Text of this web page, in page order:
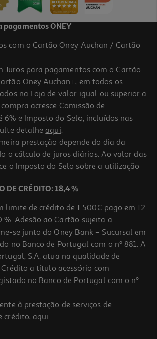
4.8 (72)
Hyperx Pulsefire Mat Mouse Pad Cloth
4.8
Lenovo Legion Stingray L Gxh1c97868 Wh
pagamentos ONEY
com o Cartão Oney Auchan / Cartão
Juros para pagamentos com o Cartão
Oney Auchan+, em todos os
na Loja de valor igual ou superior a
acresce Comissão de
6% e Imposto do Selo, incluídos nas
detalhe aqui.
prestação depende do dia da
o cálculo de juros diários. Ao valor das
o Imposto do Selo sobre a utilização
DE CRÉDITO: 18,4 %
limite de crédito de 1.500€ pago em 12
%. Adesão ao Cartão sujeita a
se junto do Oney Bank – Sucursal em
no Banco de Portugal com o nº 881. A
S.A. atua na qualidade de
a título acessório com
no Banco de Portugal com o nº
à prestação de serviços de
crédito, aqui.